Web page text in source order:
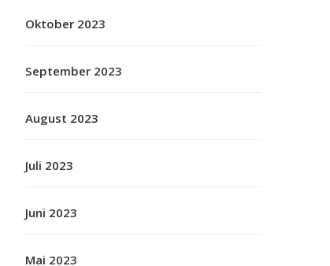
Oktober 2023
September 2023
August 2023
Juli 2023
Juni 2023
Mai 2023